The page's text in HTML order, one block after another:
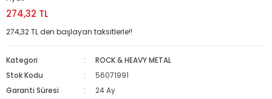
274,32 TL
274,32 TL den başlayan taksitlerle!!
Kategori
ROCK & HEAVY METAL
Stok Kodu
56071991
Garanti Süresi
24 Ay